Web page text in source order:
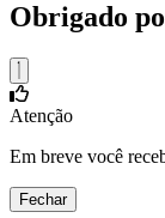
Obrigado
Atenção
Em breve você
Fechar